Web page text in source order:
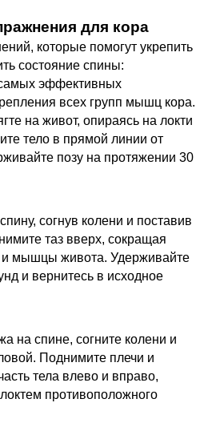
для кора
которые помогут укрепить
состояние спины:
эффективных
всех групп мышц кора.
на живот, опираясь на локти
тело в прямой линии от
позу на протяжении 30
согнув колени и поставив
таз вверх, сокращая
мышцы живота. Удерживайте
и вернитесь в исходное
на спине, согните колени и
Поднимите плечи и
тела влево и вправо,
противоположного